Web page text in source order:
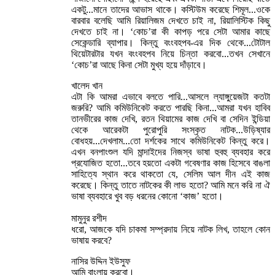
একটু...মানে তাদের আভাস থাকে। কস্টিউম করেছে শিমূল...ওকে
বারবার বলেছি আমি রিয়ালিজম দেখতে চাই না, রিয়ালিস্টিক কিছু
দেখতে চাই না। ‘কোচ’রা কী কাপড় পরে সেটা আমার কাছে
সেকেন্ডারি ব্যাপার। কিন্তু বংংবহপব-এর দিক থেকে...টোটাল
থিয়েটারটার যখন বংংবহপব নিয়ে চিন্তা করবো...তখন সেখানে
‘কোচ’রা আছে কিনা সেটা মুখ্য হয়ে দাঁড়াবে।
খালেদ খান
এটা কি আমরা এভাবে বলতে পারি...আসলে ল্যাঙ্গুয়েজটা কতটা
জরুরি? আমি কমিউনিকেট করতে পারছি কিনা...আমরা যখন হাবিব
তানভীরের কাজ দেখি, রতন থিয়ামের কাজ দেখি বা সেদিন ইন্ডিয়া
থেকে আরেকটা পুরোপুরি সংস্কৃত নাটক...উড়িষ্যার
বোধহয়...দেখলাম...তো দর্শকের সাথে কমিউনিকেট কিন্তু করে।
এখন বনপাংশুল যদি মান্দাইদের নিজস্ব ভাষা হুবহু ব্যবহার করে
প্রযোজিত হতো...তবে হয়তো একটা গবেষণার কাজ হিসেবে বাঙলা
সাহিত্যে স্থান করে থাকতো যে, সেলিম আল দীন এই কাজ
করেছে। কিন্তু তাতে নাটকের কী লাভ হতো? আমি মনে করি না ঐ
ভাষা ব্যবহারে খুব বড় ধরনের কোনো ‘কাজ’ হতো।
মামুনুর রশীদ
ধরো, আজকে যদি চাকমা সম্প্রদায় নিয়ে নাটক লিখ, তাহলে কোন
ভাষায় করবে?
নাসির উদ্দিন ইউসুফ
আমি বাংলায় করবো।